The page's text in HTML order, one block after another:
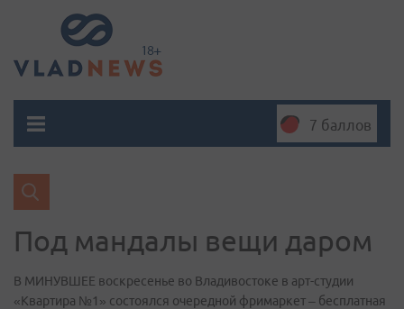
7 баллов
Под мандалы вещи даром
В МИНУВШЕЕ воскресенье во Владивостоке в арт-студии
«Квартира №1» состоялся очередной фримаркет – бесплатная